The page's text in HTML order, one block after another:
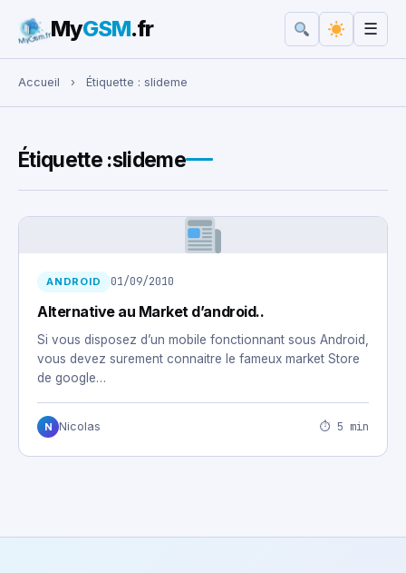
Rechercher :
MyGSM.fr ☰
Accueil › Étiquette : slideme
Étiquette :slideme
ANDROID 01/09/2010
Alternative au Market d’android..
Si vous disposez d’un mobile fonctionnant sous Android,
vous devez surement connaitre le fameux market Store
de google…
N Nicolas ⏱ 5 min